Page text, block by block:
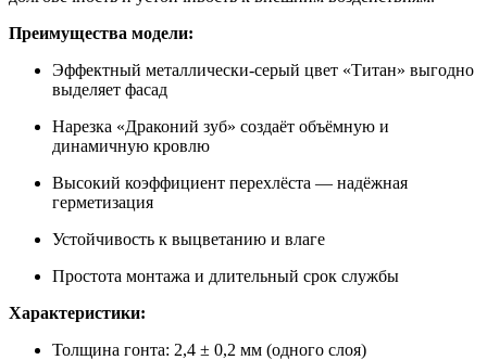
Преимущества модели:
Эффектный металлически-серый цвет «Титан» выгодно
выделяет фасад
Нарезка «Драконий зуб» создаёт объёмную и
динамичную кровлю
Высокий коэффициент перехлёста — надёжная
герметизация
Устойчивость к выцветанию и влаге
Простота монтажа и длительный срок службы
Характеристики:
Толщина гонта: 2,4 ± 0,2 мм (одного слоя)